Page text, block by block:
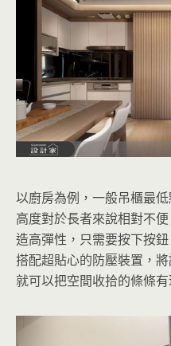
以廚房為例，一般吊櫃最
高度對於長者來說相對不
造高彈性，只需要按下按
搭配超貼心的防壓裝置，
就可以把空間收拾的條條有